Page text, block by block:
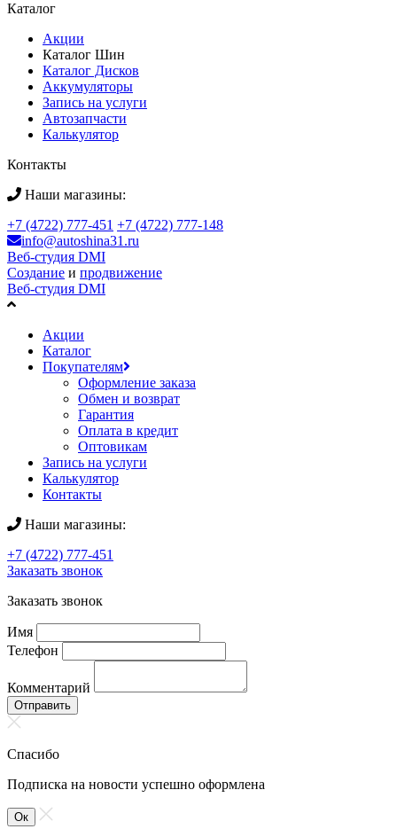
Каталог
Акции
Каталог Шин
Каталог Дисков
Аккумуляторы
Запись на услуги
Автозапчасти
Калькулятор
Контакты
Наши магазины:
+7 (4722) 777-451 +7 (4722) 777-148
info@autoshina31.ru
Веб-студия DMI
Создание и продвижение
Веб-студия DMI
Акции
Каталог
Покупателям
Оформление заказа
Обмен и возврат
Гарантия
Оплата в кредит
Оптовикам
Запись на услуги
Калькулятор
Контакты
Наши магазины:
+7 (4722) 777-451
Заказать звонок
Заказать звонок
Имя
Телефон
Комментарий
Отправить
Спасибо
Подписка на новости успешно оформлена
Ок